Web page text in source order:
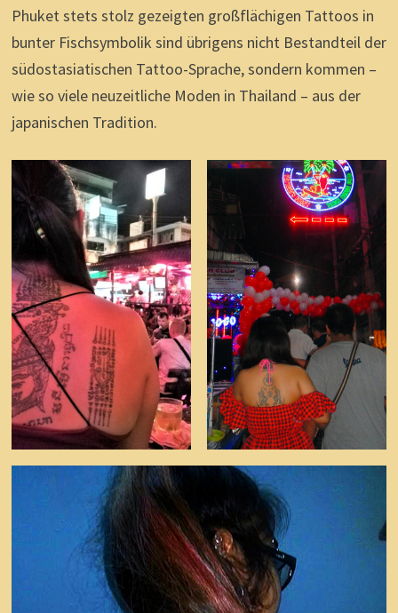
Phuket stets stolz gezeigten großflächigen Tattoos in
bunter Fischsymbolik sind übrigens nicht Bestandteil der
südostasiatischen Tattoo-Sprache, sondern kommen –
wie so viele neuzeitliche Moden in Thailand – aus der
japanischen Tradition.